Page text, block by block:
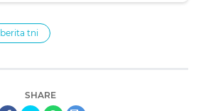
berita tni
SHARE